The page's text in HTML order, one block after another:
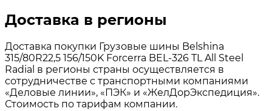
Доставка в регионы
Доставка покупки Грузовые шины Belshina
315/80R22,5 156/150K Forcerra BEL-326 TL All Steel
Radial в регионы страны осуществляется в
сотрудничестве с транспортными компаниями
«Деловые линии», «ПЭК» и «ЖелДорЭкспедиция».
Стоимость по тарифам компании.